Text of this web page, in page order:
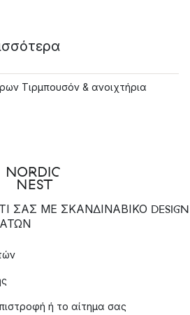
Τιρμπουσόν & ανοιχτήρια
ΣΑΣ ΜΕ ΣΚΑΝΔΙΝΑΒΙΚΟ DESIGN
ή το αίτημα σας